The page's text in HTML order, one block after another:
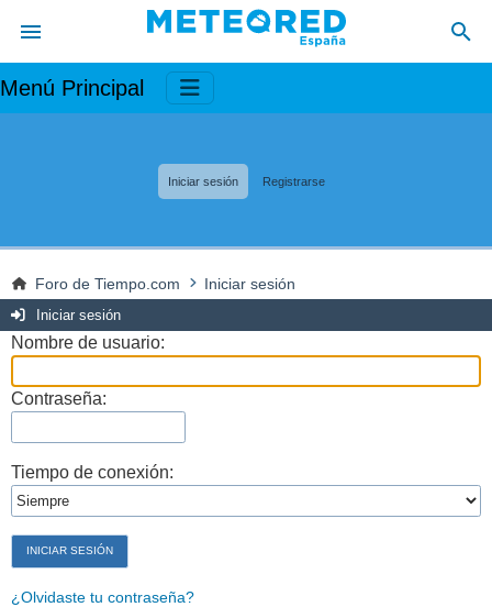
Menú Principal
Iniciar sesión Registrarse
Foro de Tiempo.com Iniciar sesión
Iniciar sesión
Nombre de usuario:
Contraseña:
Tiempo de conexión:
¿Olvidaste tu contraseña?